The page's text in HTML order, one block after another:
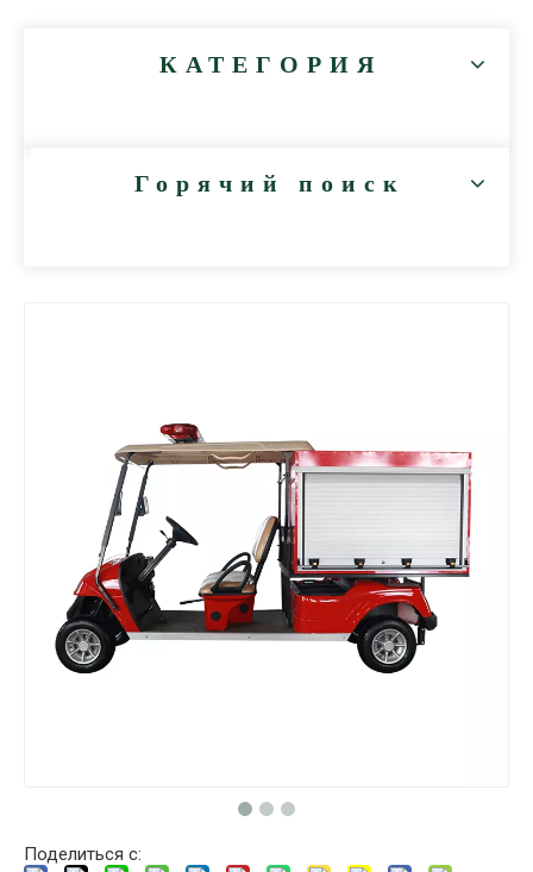
КАТЕГОРИЯ
Горячий поиск
Поделиться с: